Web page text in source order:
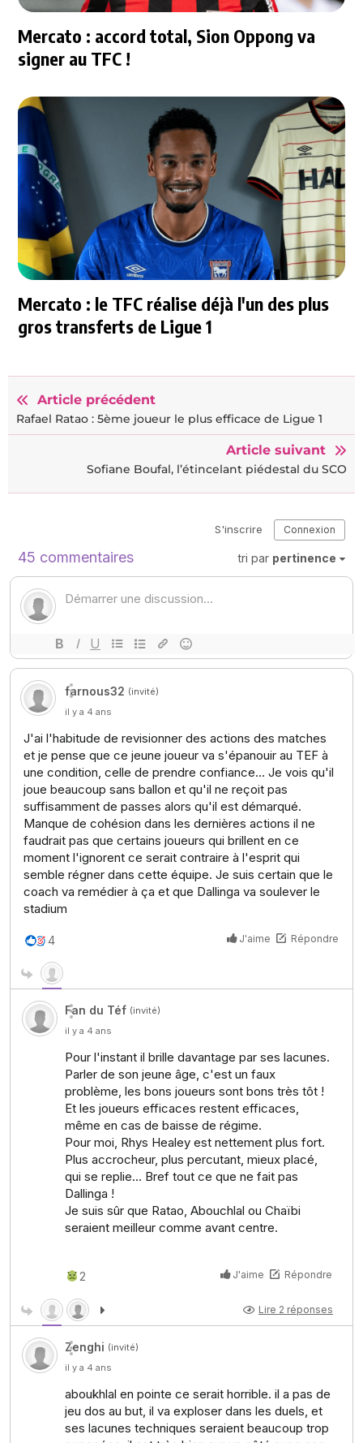
Mercato : accord total, Sion Oppong va
signer au TFC !
Mercato : le TFC réalise déjà l'un des plus
gros transferts de Ligue 1
Article précédent
Rafael Ratao : 5ème joueur le plus efficace de Ligue 1
Article suivant
Sofiane Boufal, l’étincelant piédestal du SCO